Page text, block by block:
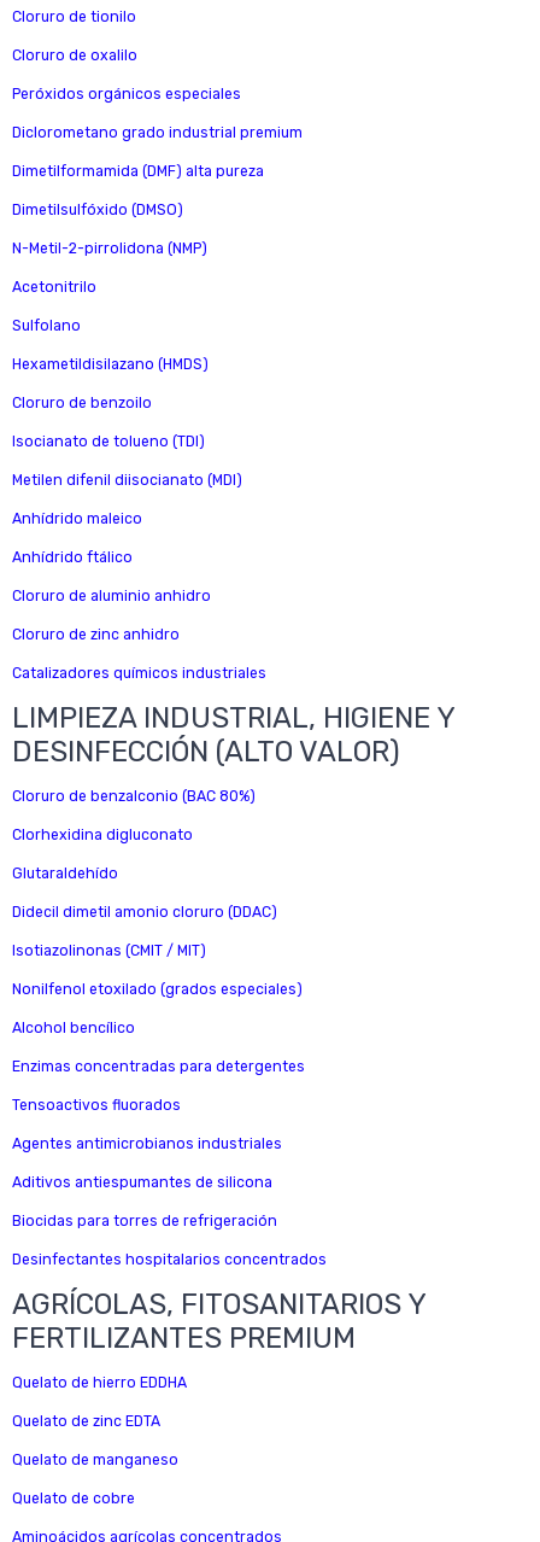
Cloruro de tionilo
Cloruro de oxalilo
Peróxidos orgánicos especiales
Diclorometano grado industrial premium
Dimetilformamida (DMF) alta pureza
Dimetilsulfóxido (DMSO)
N-Metil-2-pirrolidona (NMP)
Acetonitrilo
Sulfolano
Hexametildisilazano (HMDS)
Cloruro de benzoilo
Isocianato de tolueno (TDI)
Metilen difenil diisocianato (MDI)
Anhídrido maleico
Anhídrido ftálico
Cloruro de aluminio anhidro
Cloruro de zinc anhidro
Catalizadores químicos industriales
LIMPIEZA INDUSTRIAL, HIGIENE Y
DESINFECCIÓN (ALTO VALOR)
Cloruro de benzalconio (BAC 80%)
Clorhexidina digluconato
Glutaraldehído
Didecil dimetil amonio cloruro (DDAC)
Isotiazolinonas (CMIT / MIT)
Nonilfenol etoxilado (grados especiales)
Alcohol bencílico
Enzimas concentradas para detergentes
Tensoactivos fluorados
Agentes antimicrobianos industriales
Aditivos antiespumantes de silicona
Biocidas para torres de refrigeración
Desinfectantes hospitalarios concentrados
AGRÍCOLAS, FITOSANITARIOS Y
FERTILIZANTES PREMIUM
Quelato de hierro EDDHA
Quelato de zinc EDTA
Quelato de manganeso
Quelato de cobre
Aminoácidos agrícolas concentrados